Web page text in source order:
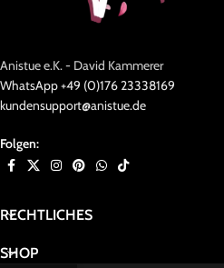
Anistue e.K. - David Kammerer
WhatsApp +49 (0)176 23338169
kundensupport@anistue.de
Folgen:
RECHTLICHES
SHOP